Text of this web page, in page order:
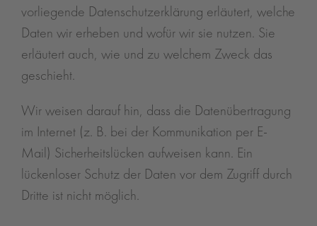
vorliegende Datenschutzerklärung erläutert, welche
Daten wir erheben und wofür wir sie nutzen. Sie
erläutert auch, wie und zu welchem Zweck das
geschieht.
Wir weisen darauf hin, dass die Datenübertragung
im Internet (z. B. bei der Kommunikation per E-
Mail) Sicherheitslücken aufweisen kann. Ein
lückenloser Schutz der Daten vor dem Zugriff durch
Dritte ist nicht möglich.